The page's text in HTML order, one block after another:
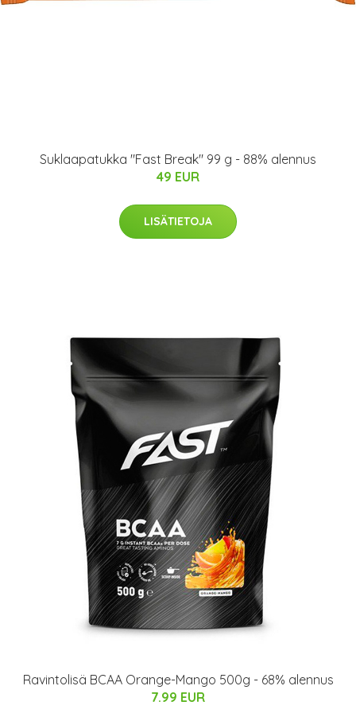
Suklaapatukka "Fast Break" 99 g - 88% alennus
49 EUR
LISÄTIETOJA
Ravintolisä BCAA Orange-Mango 500g - 68% alennus
7.99 EUR